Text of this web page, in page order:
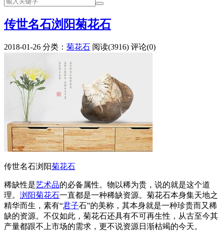
传世名石浏阳菊花石
2018-01-26 分类： 菊花石 阅读(3916) 评论(0)
传世名石浏阳菊花石
稀缺性是艺术品的必备属性。物以稀为贵，说的就是这个道
理。 浏阳菊花石一直都是一种稀缺资源。菊花石本身集天地之
精华而生，素有“君子石”的美称，其本身就是一种珍贵而又稀
缺的资源。不仅如此，菊花石还具有不可再生性，从古至今其
产量都跟不上市场的需求，更不说资源日渐枯竭的今天。